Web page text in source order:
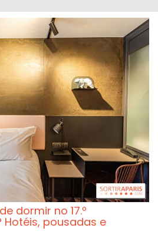
dormir no 17.º
pousadas e